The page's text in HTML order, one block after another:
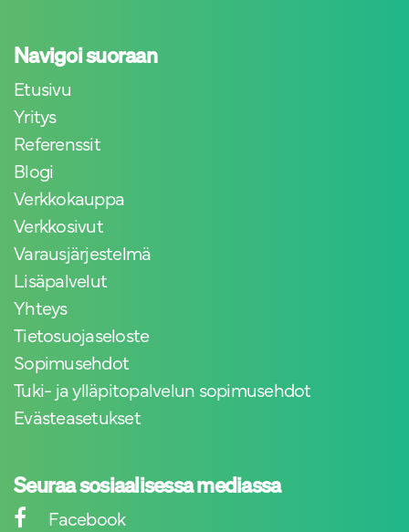
Navigoi suoraan
Etusivu
Yritys
Referenssit
Blogi
Verkkokauppa
Verkkosivut
Varausjärjestelmä
Lisäpalvelut
Yhteys
Tietosuojaseloste
Sopimusehdot
Tuki- ja ylläpitopalvelun sopimusehdot
Evästeasetukset
Seuraa sosiaalisessa mediassa
Facebook